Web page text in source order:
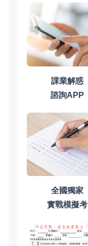
課業解惑
諮詢APP
全國獨家
實戰模擬考